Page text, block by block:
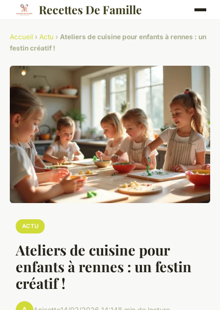
Recettes De Famille
Accueil › Actu › Ateliers de cuisine pour enfants à rennes : un
festin créatif !
ACTU
Ateliers de cuisine pour
enfants à rennes : un festin
créatif !